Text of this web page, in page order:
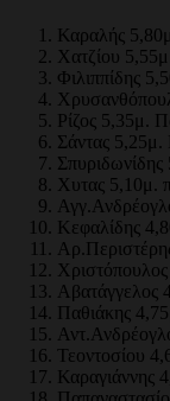
Καραλής
Χατζίου
Φιλιππίδης
Ρίζος 5,35μ.
Σάντας 5,25μ.
Χυτας 5,10μ.
Κεφαλίδης
Αβατάγγελος
Παθιάκης
Τεοντοσίου
Καραγιάννης